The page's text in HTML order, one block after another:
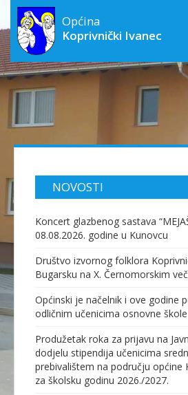
Općina
Koprivnički Ivanec
NOVOSTI
Koncert glazbenog sastava
08.08.2026. godine u Kunovcu
Društvo izvornog folklora
Bugarsku na X. Černomorskim
Općinski je načelnik i ove godine
odličnim učenicima osnovne škole
Produžetak roka za prijavu na
dodjelu stipendija učenicima
prebivalištem na području općine
za školsku godinu 2026./2027.